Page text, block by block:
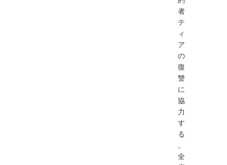
者
テ
ィ
ア
の
復
讐
に
協
力
す
る
。
全